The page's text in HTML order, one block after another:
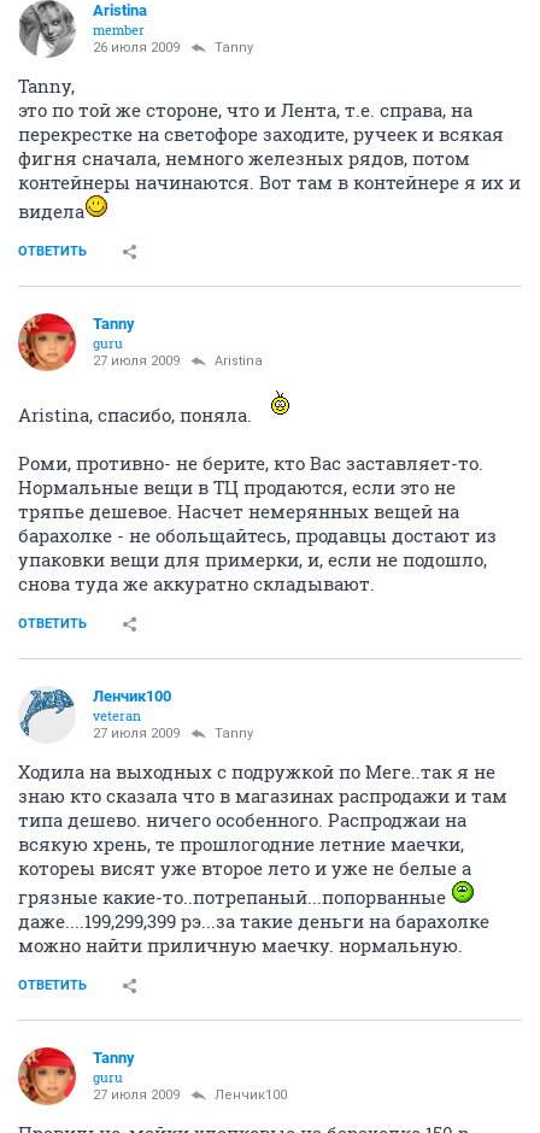
Aristina
member
26 июля 2009 Tanny
Tanny,
это по той же стороне, что и Лента, т.е. справа, на
перекрестке на светофоре заходите, ручеек и всякая
фигня сначала, немного железных рядов, потом
контейнеры начинаются. Вот там в контейнере я их и
видела
ОТВЕТИТЬ
Tanny
guru
27 июля 2009 Aristina
Aristina, спасибо, поняла.
Роми, противно- не берите, кто Вас заставляет-то.
Нормальные вещи в ТЦ продаются, если это не
тряпье дешевое. Насчет немерянных вещей на
барахолке - не обольщайтесь, продавцы достают из
упаковки вещи для примерки, и, если не подошло,
снова туда же аккуратно складывают.
ОТВЕТИТЬ
Ленчик100
veteran
27 июля 2009 Tanny
Ходила на выходных с подружкой по Меге..так я не
знаю кто сказала что в магазинах распродажи и там
типа дешево. ничего особенного. Распроджаи на
всякую хрень, те прошлогодние летние маечки,
котореы висят уже второе лето и уже не белые а
грязные какие-то..потрепаный...попорванные
даже....199,299,399 рэ...за такие деньги на барахолке
можно найти приличную маечку. нормальную.
ОТВЕТИТЬ
Tanny
guru
27 июля 2009 Ленчик100